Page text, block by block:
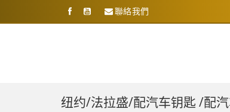
聯絡我們
纽约/法拉盛/配汽车钥匙 /配